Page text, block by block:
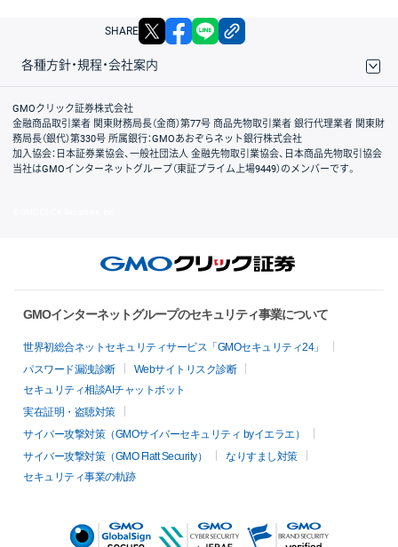
SHARE X facebook
各種方針・規程・会社案内
取引規程・約款
サイトマップ
その他のご案内
個人情報保護方針
最良執行方針
サイトのご利用について
ディスクレイマー
信託保全
リスク説明
会社案内
GMOクリック証券株式会社
金融商品取引業者 関東財務局長（金商）第77号 商品先物取引業者 銀行代理業者 関東財
務局長（銀代）第330号 所属銀行：GMOあおぞらネット銀行株式会社
加入協会：日本証券業協会、一般社団法人 金融先物取引業協会、日本商品先物取引協会
当社はGMOインターネットグループ（東証プライム上場9449）のメンバーです。
GMOインターネットグループのセキュリティ事業について
世界初総合ネットセキュリティサービス「GMOセキュリティ24」
パスワード漏洩診断
Webサイトリスク診断
セキュリティ相談AIチャットボット
実在証明・盗聴対策
サイバー攻撃対策（GMOサイバーセキュリティ byイエラエ）
サイバー攻撃対策（GMO Flatt Security）
なりすまし対策
セキュリティ事業の軌跡